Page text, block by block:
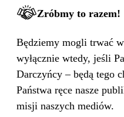
Zróbmy to razem!
Będziemy mogli trwać
wyłącznie wtedy, jeśli
Darczyńcy – będą tego
Państwa ręce nasze
misji naszych mediów.